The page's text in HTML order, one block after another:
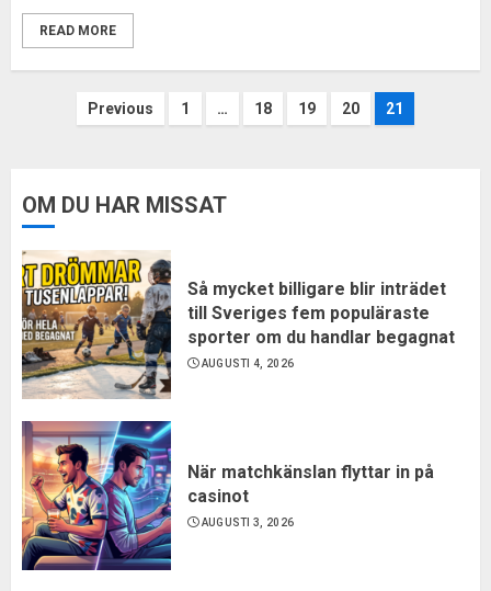
READ MORE
Sidnumrering
inlägg
Previous 1 … 18 19 20 21
OM DU HAR MISSAT
Så mycket billigare blir inträdet
till Sveriges fem populäraste
sporter om du handlar begagnat
AUGUSTI 4, 2026
När matchkänslan flyttar in på
casinot
AUGUSTI 3, 2026